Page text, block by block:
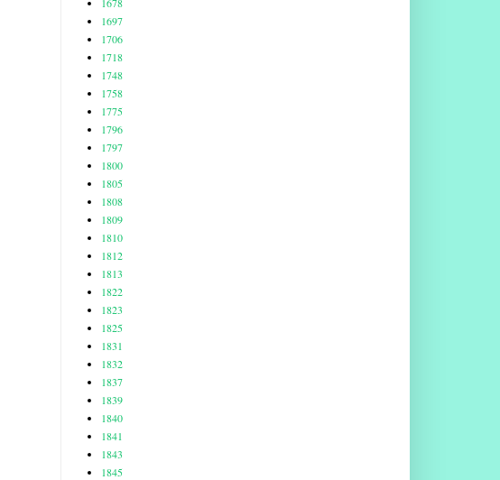
1697
1706
1718
1748
1758
1775
1796
1797
1800
1805
1808
1809
1810
1812
1813
1822
1823
1825
1831
1832
1837
1839
1840
1841
1843
1845